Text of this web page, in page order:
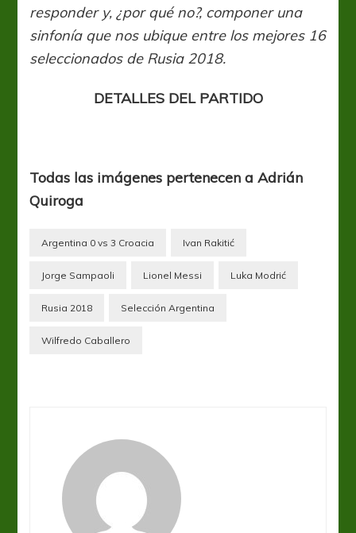
responder y, ¿por qué no?, componer una
sinfonía que nos ubique entre los mejores 16
seleccionados de Rusia 2018.
DETALLES DEL PARTIDO
Todas las imágenes pertenecen a Adrián
Quiroga
Argentina 0 vs 3 Croacia Ivan Rakitić
Jorge Sampaoli Lionel Messi Luka Modrić
Rusia 2018 Selección Argentina
Wilfredo Caballero